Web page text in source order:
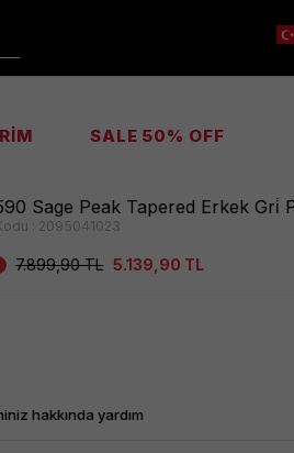
SALE 50% OFF
Sage Peak Tapered Erkek Gri̇
: 2095041023
7.899,90TL 5.139,90 TL
hakkında yardım